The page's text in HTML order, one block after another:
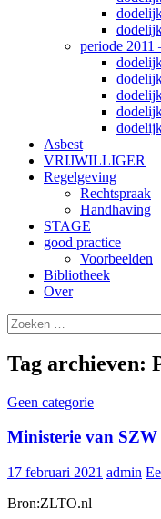
periode 2011
Asbest
VRIJWILLIGER
Regelgeving
Rechtspraak
Handhaving
STAGE
good practice
Voorbeelden
Bibliotheek
Over
Zoeken
naar:
Tag archieven:
Geen categorie
Ministerie van
17 februari 2021 admin
Bron:ZLTO.nl